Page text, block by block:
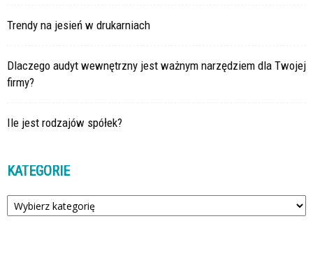
Trendy na jesień w drukarniach
Dlaczego audyt wewnętrzny jest ważnym narzędziem dla Twojej
firmy?
Ile jest rodzajów spółek?
KATEGORIE
Kategorie